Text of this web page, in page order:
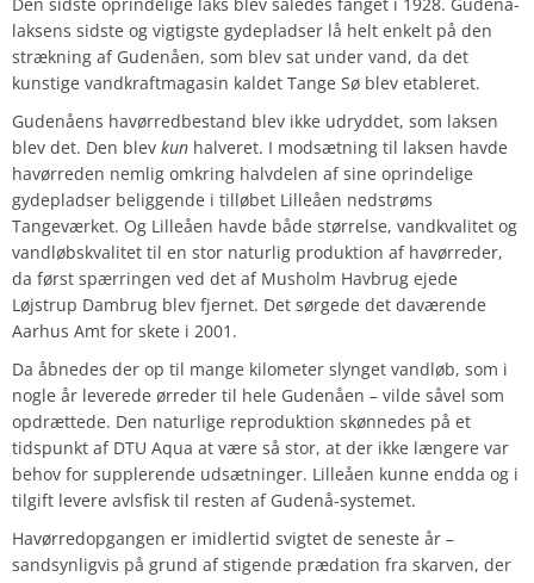
Den sidste oprindelige laks blev således fanget i 1928. Gudenå-
laksens sidste og vigtigste gydepladser lå helt enkelt på den
strækning af Gudenåen, som blev sat under vand, da det
kunstige vandkraftmagasin kaldet Tange Sø blev etableret.
Gudenåens havørredbestand blev ikke udryddet, som laksen
blev det. Den blev kun halveret. I modsætning til laksen havde
havørreden nemlig omkring halvdelen af sine oprindelige
gydepladser beliggende i tilløbet Lilleåen nedstrøms
Tangeværket. Og Lilleåen havde både størrelse, vandkvalitet og
vandløbskvalitet til en stor naturlig produktion af havørreder,
da først spærringen ved det af Musholm Havbrug ejede
Løjstrup Dambrug blev fjernet. Det sørgede det daværende
Aarhus Amt for skete i 2001.
Da åbnedes der op til mange kilometer slynget vandløb, som i
nogle år leverede ørreder til hele Gudenåen – vilde såvel som
opdrættede. Den naturlige reproduktion skønnedes på et
tidspunkt af DTU Aqua at være så stor, at der ikke længere var
behov for supplerende udsætninger. Lilleåen kunne endda og i
tilgift levere avlsfisk til resten af Gudenå-systemet.
Havørredopgangen er imidlertid svigtet de seneste år –
sandsynligvis på grund af stigende prædation fra skarven, der